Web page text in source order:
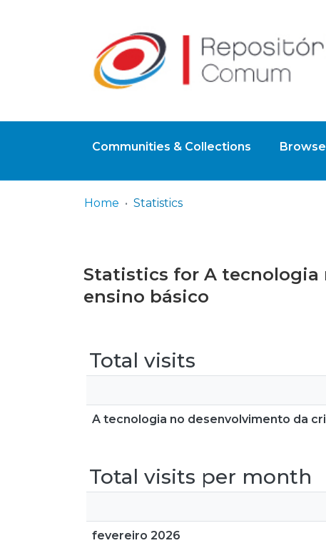
Communities & Collections
Home Statistics
Statistics for A tecnologia
ensino básico
Total visits
A tecnologia no desenvolvimento da
Total visits per month
fevereiro 2026